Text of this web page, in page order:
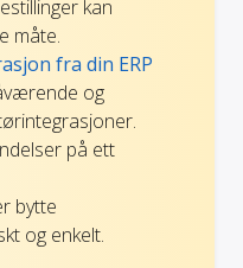
kan
måte.
fra din ERP
og
på ett
bytte
og enkelt.